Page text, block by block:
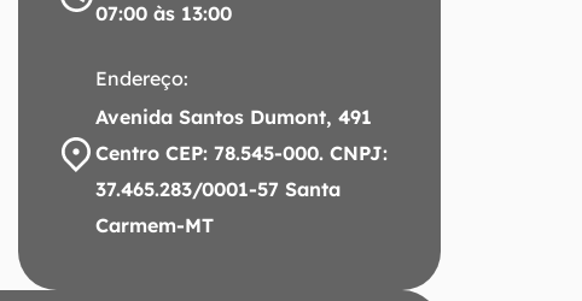
07:00 às 13:00
Endereço:
Avenida Santos Dumont, 491
Centro CEP: 78.545-000. CNPJ:
37.465.283/0001-57 Santa
Carmem-MT